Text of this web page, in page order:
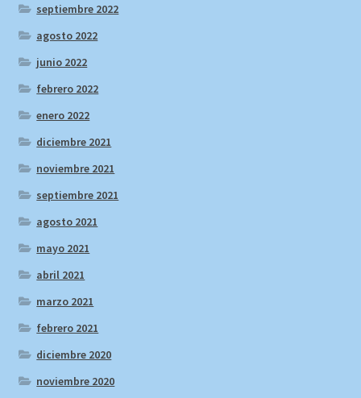
septiembre 2022
agosto 2022
junio 2022
febrero 2022
enero 2022
diciembre 2021
noviembre 2021
septiembre 2021
agosto 2021
mayo 2021
abril 2021
marzo 2021
febrero 2021
diciembre 2020
noviembre 2020